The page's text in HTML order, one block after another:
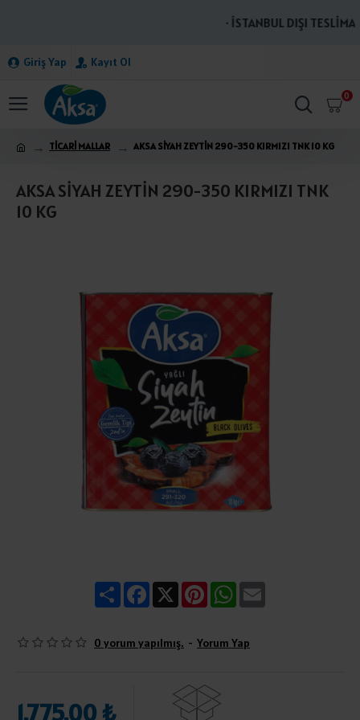
· İSTANBUL DIŞI
Giriş Yap Kayıt Ol
0
TİCARİ MALLAR AKSA SİYAH ZEYTİN 290-350 KIRMIZI TNK 10 KG
AKSA SİYAH ZEYTİN 290-350 KIRMIZI TNK
10 KG
ShareFacebook
X PinterestWhatsApp
0 yorum yapılmış. - Yorum Yap
1.775,00 ₺